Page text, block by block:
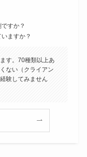
すか？
ますか？
す。70種類以上あ
ない（クライアン
験してみません